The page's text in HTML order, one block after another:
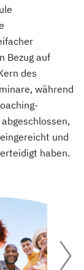
Bezug auf
des
während
und
haben.